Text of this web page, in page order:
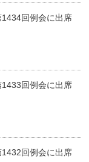
回例会に出席
回例会に出席
回例会に出席